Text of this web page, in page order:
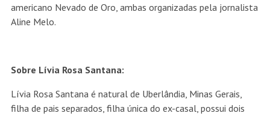
americano Nevado de Oro, ambas organizadas pela jornalista
Aline Melo.
Sobre Lívia Rosa Santana:
Lívia Rosa Santana é natural de Uberlândia, Minas Gerais,
filha de pais separados, filha única do ex-casal, possui dois